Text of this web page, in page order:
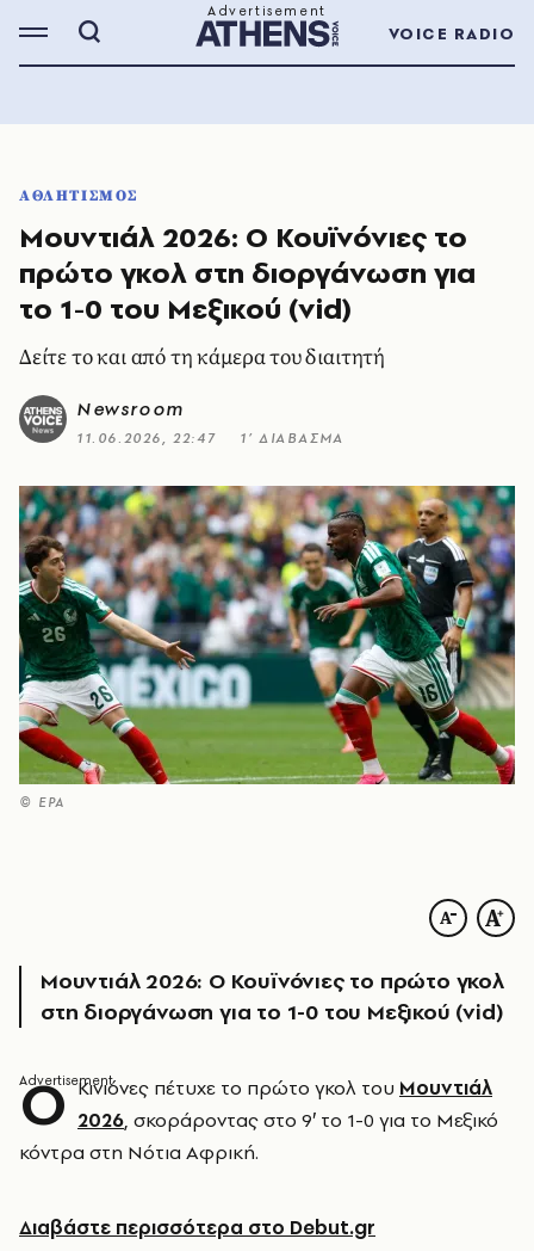
VOICE RADIO
ΑΘΛΗΤΙΣΜΟΣ
Μουντιάλ 2026: Ο Κουϊνόνιες το
πρώτο γκολ στη διοργάνωση για
το 1-0 του Μεξικού (vid)
Δείτε το και από τη κάμερα του διαιτητή
Newsroom
11.06.2026, 22:47 1’ ΔΙΑΒΑΣΜΑ
© EPA
Μουντιάλ 2026: Ο Κουϊνόνιες το πρώτο γκολ
στη διοργάνωση για το 1-0 του Μεξικού (vid)
Ο Κινιόνες πέτυχε το πρώτο γκολ του Μουντιάλ
2026, σκοράροντας στο 9′ το 1-0 για το Μεξικό
κόντρα στη Νότια Αφρική.
Διαβάστε περισσότερα στο Debut.gr